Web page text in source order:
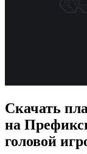
Скачать
на
головой